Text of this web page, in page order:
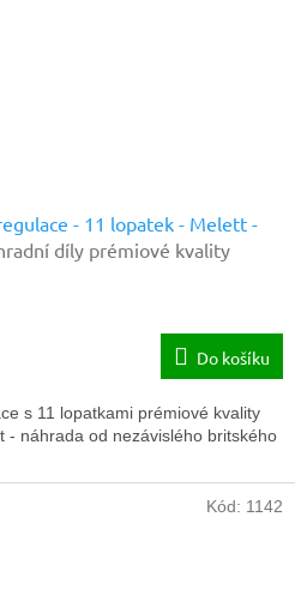
- 11 lopatek - Melett -
díly prémiové kvality
Do košíku
s 11 lopatkami prémiové kvality
- náhrada od nezávislého britského
Kód: 1142